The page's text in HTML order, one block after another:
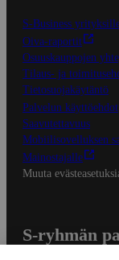
S-Business
Oiva-raportit
Osuuskauppojen
Tilaus- ja
Tietosuojakäytäntö
Palvelun käyttöehdot
Saavutettavuus
Mobiilisovelluksen
Mainostajalle
Muuta
S-ryhmän